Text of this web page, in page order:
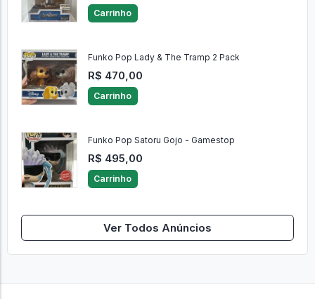
Carrinho
Funko Pop Lady & The Tramp 2 Pack
R$ 470,00
Carrinho
Funko Pop Satoru Gojo - Gamestop
R$ 495,00
Carrinho
Ver Todos Anúncios